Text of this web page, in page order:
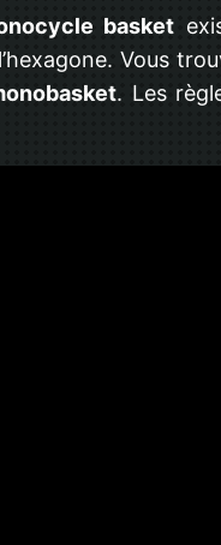
basket
Vous
. Les